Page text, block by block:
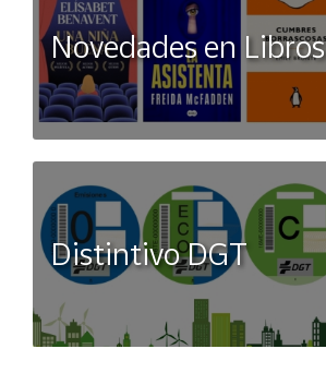
Novedades en Libros
Distintivo DGT